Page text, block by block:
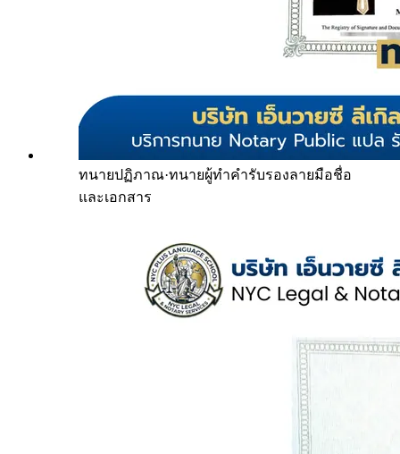
ทนายปฏิภาณ·ทนายผู้ทำคำรับรองลายมือชื่อ
และเอกสาร